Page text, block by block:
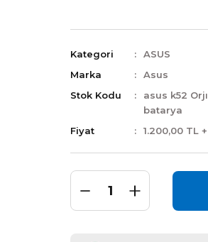
Kategori
ASUS
Marka
Asus
Stok Kodu
asus k52
batarya
Fiyat
1.200,00 TL